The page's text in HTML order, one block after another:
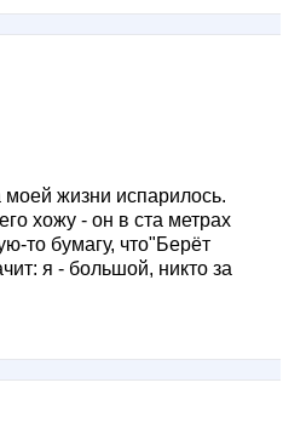
моей жизни испарилось.
хожу - он в ста метрах
то бумагу, что"Берёт
я - большой, никто за